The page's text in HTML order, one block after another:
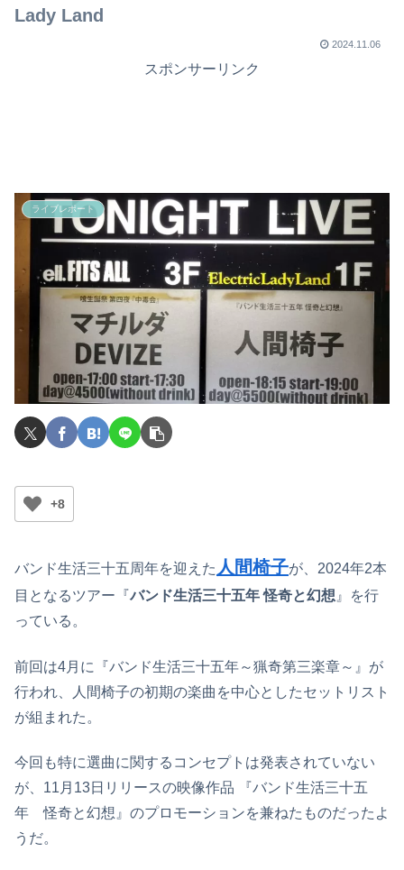
Lady Land
2024.11.06
スポンサーリンク
ライブレポート
+8
バンド生活三十五周年を迎えた 人間椅子が、2024年2本
目となるツアー『バンド生活三十五年 怪奇と幻想』を行
っている。
前回は4月に『バンド生活三十五年～猟奇第三楽章～』が
行われ、人間椅子の初期の楽曲を中心としたセットリスト
が組まれた。
今回も特に選曲に関するコンセプトは発表されていない
が、11月13日リリースの映像作品 『バンド生活三十五
年 怪奇と幻想』のプロモーションを兼ねたものだったよ
うだ。